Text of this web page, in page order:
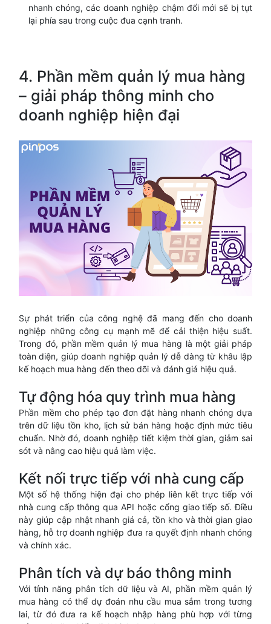
nhanh chóng, các doanh nghiệp chậm đổi mới sẽ bị tụt
lại phía sau trong cuộc đua cạnh tranh.
4. Phần mềm quản lý mua hàng
– giải pháp thông minh cho
doanh nghiệp hiện đại
Sự phát triển của công nghệ đã mang đến cho doanh
nghiệp những công cụ mạnh mẽ để cải thiện hiệu suất.
Trong đó, phần mềm quản lý mua hàng là một giải pháp
toàn diện, giúp doanh nghiệp quản lý dễ dàng từ khâu lập
kế hoạch mua hàng đến theo dõi và đánh giá hiệu quả.
Tự động hóa quy trình mua hàng
Phần mềm cho phép tạo đơn đặt hàng nhanh chóng dựa
trên dữ liệu tồn kho, lịch sử bán hàng hoặc định mức tiêu
chuẩn. Nhờ đó, doanh nghiệp tiết kiệm thời gian, giảm sai
sót và nâng cao hiệu quả làm việc.
Kết nối trực tiếp với nhà cung cấp
Một số hệ thống hiện đại cho phép liên kết trực tiếp với
nhà cung cấp thông qua API hoặc cổng giao tiếp số. Điều
này giúp cập nhật nhanh giá cả, tồn kho và thời gian giao
hàng, hỗ trợ doanh nghiệp đưa ra quyết định nhanh chóng
và chính xác.
Phân tích và dự báo thông minh
Với tính năng phân tích dữ liệu và AI, phần mềm quản lý
mua hàng có thể dự đoán nhu cầu mua sắm trong tương
lai, từ đó đưa ra kế hoạch nhập hàng phù hợp với từng